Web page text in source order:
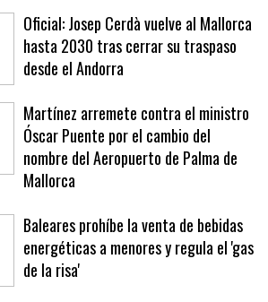
Oficial: Josep Cerdà vuelve al Mallorca
hasta 2030 tras cerrar su traspaso
desde el Andorra
Martínez arremete contra el ministro
Óscar Puente por el cambio del
nombre del Aeropuerto de Palma de
Mallorca
Baleares prohíbe la venta de bebidas
energéticas a menores y regula el 'gas